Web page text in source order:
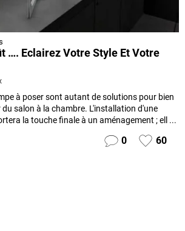
…. Eclairez Votre Style Et Votre
à poser sont autant de solutions pour bien
salon à la chambre. L'installation d'une
la touche finale à un aménagement ; ell ...
0 60